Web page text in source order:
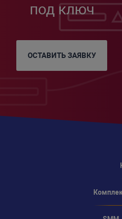
под ключ
ОСТАВИТЬ ЗАЯВКУ